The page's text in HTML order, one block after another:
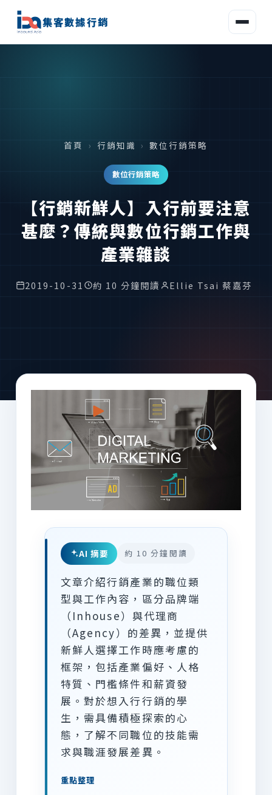
集客數據行銷
首頁 › 行銷知識 › 數位行銷策略
數位行銷策略
【行銷新鮮人】入行前要注意
甚麼？傳統與數位行銷工作與
產業雜談
2019-10-31 約 10 分鐘閱讀 Ellie Tsai 蔡嘉芬
AI 摘要 約 10 分鐘閱讀
文章介紹行銷產業的職位類
型與工作內容，區分品牌端
（Inhouse）與代理商
（Agency）的差異，並提供
新鮮人選擇工作時應考慮的
框架，包括產業偏好、人格
特質、門檻條件和薪資發
展。對於想入行行銷的學
生，需具備積極探索的心
態，了解不同職位的技能需
求與職涯發展差異。
重點整理